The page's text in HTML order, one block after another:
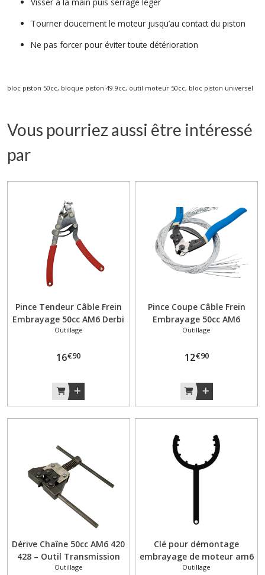
Tourner doucement le moteur jusqu’au contact du piston
Ne pas forcer pour éviter toute détérioration
bloc piston 50cc, bloque piston 49.9cc, outil moteur 50cc, bloc piston universel
Vous pourriez aussi être intéressé
par
Pince Tendeur Câble Frein
Embrayage 50cc AM6 Derbi
Yamaha
Outillage
16€90
Pince Coupe Câble Frein
Embrayage 50cc AM6
Outillage
12€90
Dérive Chaîne 50cc AM6 420
428 – Outil Transmission
Mécaboîte
Outillage
Clé pour démontage
embrayage de moteur am6
Minarelli
Outillage